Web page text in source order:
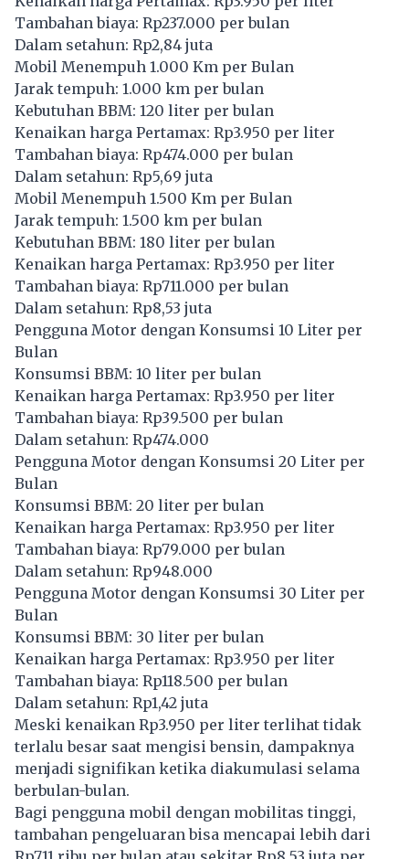
Tambahan biaya: Rp237.000 per bulan
Dalam setahun: Rp2,84 juta
Mobil Menempuh 1.000 Km per Bulan
Jarak tempuh: 1.000 km per bulan
Kebutuhan BBM: 120 liter per bulan
Kenaikan harga Pertamax: Rp3.950 per liter
Tambahan biaya: Rp474.000 per bulan
Dalam setahun: Rp5,69 juta
Mobil Menempuh 1.500 Km per Bulan
Jarak tempuh: 1.500 km per bulan
Kebutuhan BBM: 180 liter per bulan
Kenaikan harga Pertamax: Rp3.950 per liter
Tambahan biaya: Rp711.000 per bulan
Dalam setahun: Rp8,53 juta
Pengguna Motor dengan Konsumsi 10 Liter per
Bulan
Konsumsi BBM: 10 liter per bulan
Kenaikan harga Pertamax: Rp3.950 per liter
Tambahan biaya: Rp39.500 per bulan
Dalam setahun: Rp474.000
Pengguna Motor dengan Konsumsi 20 Liter per
Bulan
Konsumsi BBM: 20 liter per bulan
Kenaikan harga Pertamax: Rp3.950 per liter
Tambahan biaya: Rp79.000 per bulan
Dalam setahun: Rp948.000
Pengguna Motor dengan Konsumsi 30 Liter per
Bulan
Konsumsi BBM: 30 liter per bulan
Kenaikan harga Pertamax: Rp3.950 per liter
Tambahan biaya: Rp118.500 per bulan
Dalam setahun: Rp1,42 juta
Meski kenaikan Rp3.950 per liter terlihat tidak
terlalu besar saat mengisi bensin, dampaknya
menjadi signifikan ketika diakumulasi selama
berbulan-bulan.
Bagi pengguna mobil dengan mobilitas tinggi,
tambahan pengeluaran bisa mencapai lebih dari